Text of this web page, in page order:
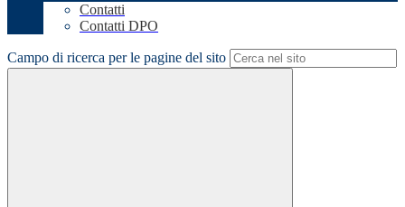
Contatti
Contatti DPO
Campo di ricerca per le pagine del sito